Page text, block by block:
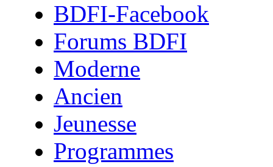
BDFI-Facebook
Forums BDFI
Moderne
Ancien
Jeunesse
Programmes